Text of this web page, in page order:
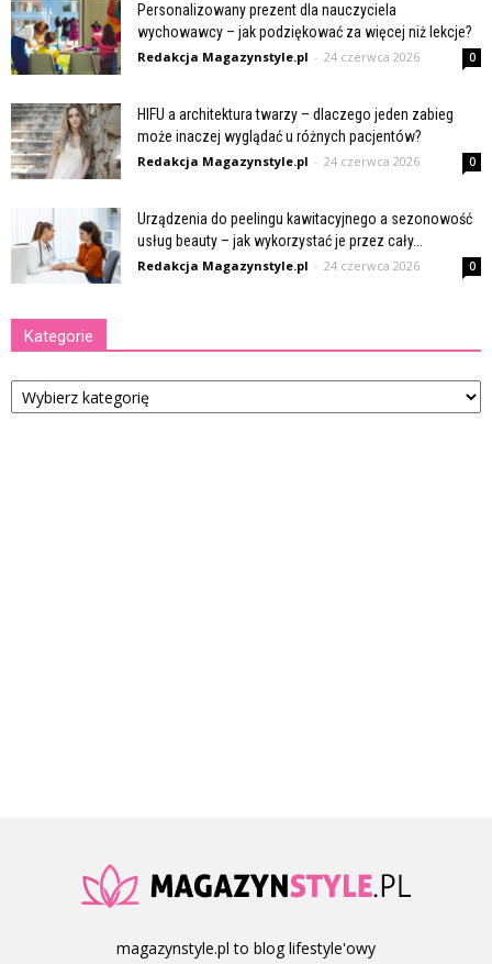
Personalizowany prezent dla nauczyciela
wychowawcy – jak podziękować za więcej niż lekcje?
Redakcja Magazynstyle.pl - 24 czerwca 2026 0
HIFU a architektura twarzy – dlaczego jeden zabieg
może inaczej wyglądać u różnych pacjentów?
Redakcja Magazynstyle.pl - 24 czerwca 2026 0
Urządzenia do peelingu kawitacyjnego a sezonowość
usług beauty – jak wykorzystać je przez cały...
Redakcja Magazynstyle.pl - 24 czerwca 2026 0
Kategorie
Kategorie
magazynstyle.pl to blog lifestyle'owy